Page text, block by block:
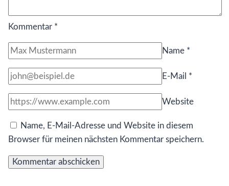
Kommentar *
Name *
E-Mail *
Website
Name, E-Mail-Adresse und Website in diesem
Browser für meinen nächsten Kommentar speichern.